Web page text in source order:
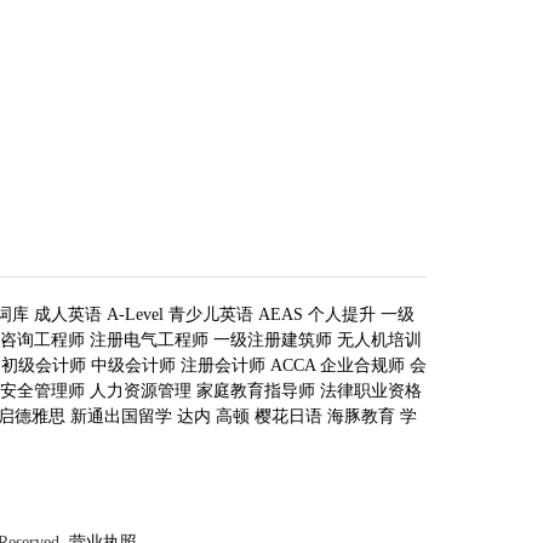
库 成人英语 A-Level 青少儿英语 AEAS 个人提升 一级
咨询工程师 注册电气工程师 一级注册建筑师 无人机培训
初级会计师 中级会计师 注册会计师 ACCA 企业合规师 会
全管理师 人力资源管理 家庭教育指导师 法律职业资格
德雅思 新通出国留学 达内 高顿 樱花日语 海豚教育 学